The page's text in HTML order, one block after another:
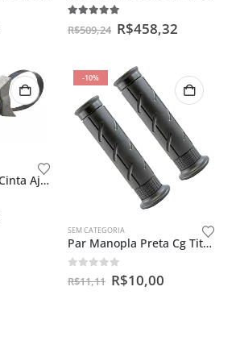
out of 5
R$509,24 R$458,32
Chave Saca Filtro Cinta Ajustável 60mm 120mm Universal Motos
-10%
SEM CATEGORIA
Par Manopla Preta Cg Titan Fan Start 125 150 160 Honda
out of 5
R$11,11 R$10,00